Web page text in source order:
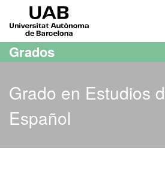
Acceso al contenido principal
Acceso a la navegación de la página
Grados
Grado en Estudios
Español